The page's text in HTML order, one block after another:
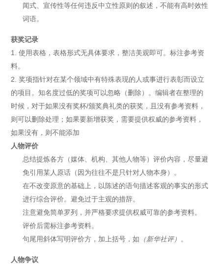
闻式、宣传性等任何违反中立性原则的叙述，不能有高时效性
词语。
获奖记录
1. 使用表格，表格形式无具体要求，整洁美观即可。标注参考资
料。
2. 奖项指针对在某个领域中有特殊表现的人或事进行表彰而设立
的项目。知名度过低的奖项可以忽略（删除）。编辑者在整理的
时候，对于如果没有奖杯/颁奖典礼类的获奖，且没有参考资料，
则可以删除处理；如果要新增获奖，需要提供权威的参考资料，
如果没有，则不能添加
人物评价
总结提炼各方（媒体、机构、其他人物等）评价内容，尽量避
免引用某人原话（因为往往不是只针对人物本身）。
在不改变原意的基础上，以陈述的语句描述客观的事实的形式
进行综合评价。避免过于主观的措辞。
注意避免简单罗列，并严格要求提供权威可靠的参考资料。
评价后需标注参考资料。
句尾用斜体写明评价方，加上括号，如 （新华社评） 。
人物争议